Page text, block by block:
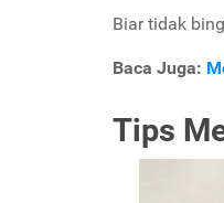
Biar tidak
Baca Juga:
Tips